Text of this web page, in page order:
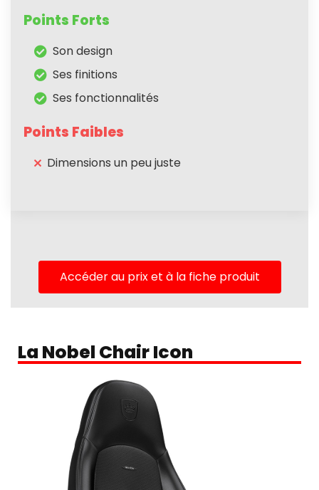
Points Forts
Son design
Ses finitions
Ses fonctionnalités
Points Faibles
Dimensions un peu juste
Accéder au prix et à la fiche produit
La Nobel Chair Icon